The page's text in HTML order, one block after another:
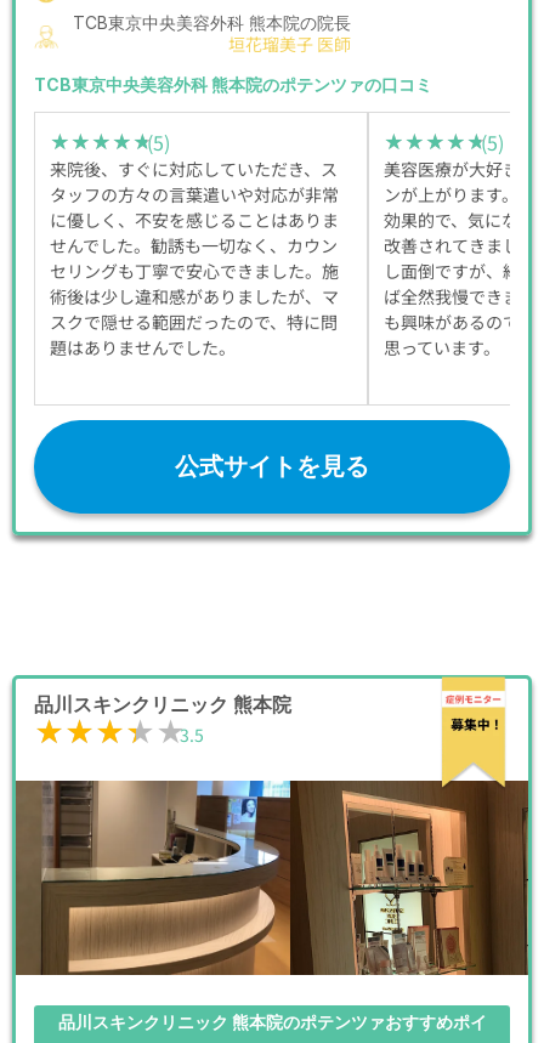
TCB東京中央美容外科 熊本院の院長
垣花瑠美子 医師
TCB東京中央美容外科 熊本院のポテンツァの口コミ
★★★★★
★★★★★(5)
来院後、すぐに対応していただき、ス
タッフの方々の言葉遣いや対応が非常
に優しく、不安を感じることはありま
せんでした。勧誘も一切なく、カウン
セリングも丁寧で安心できました。施
術後は少し違和感がありましたが、マ
スクで隠せる範囲だったので、特に問
題はありませんでした。
★★★★★
★★★★★(5)
美容医療が大好きで
ンが上がります。ポ
効果的で、気になっ
改善されてきまし
し面倒ですが、綺
ば全然我慢できます
も興味があるので、
思っています。
公式サイトを見る
品川スキンクリニック 熊本院
★★★★★
★★★★★3.5
品川スキンクリニック 熊本院のポテンツァおすすめポイ